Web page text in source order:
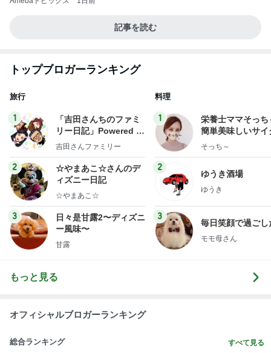
記事を読む
トップブロガーランキング
旅行
1
「吉田さんちのファミ
リー日記」Powered b
y Ameba 吉田さんファ
ログ
吉田さんファミリー
2
☆やまあこ☆さんのデ
ィズニー日記
☆やまあこ☆
3
日々是甘露2〜ディズニ
ー風味〜
甘露
料理
1
栄養士ママそっち
簡単美味しいサイ
献立
そっち～
2
ゆうき酒場
ゆうき
3
毎日笑顔で過ごし
モモ母さん
もっと見る
オフィシャルブロガーランキング
総合ランキング すべて見る